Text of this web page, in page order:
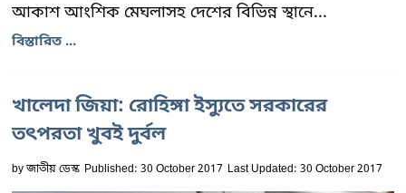
আকাশ আংশিক মেঘলাসহ দেশের বিভিন্ন স্থানে...
বিস্তারিত ...
খালেদা জিয়া: রোহিঙ্গা ইস্যুতে সরকারের
তৎপরতা খুবই দুর্বল
byজাতীয় ডেস্ক Published: 30 October 2017 Last Updated: 30 October 2017